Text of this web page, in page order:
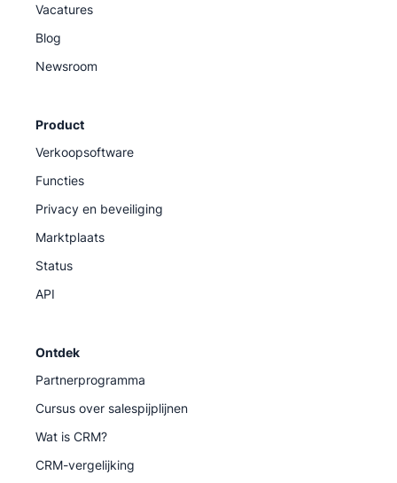
Vacatures
Blog
Newsroom
Product
Verkoopsoftware
Functies
Privacy en beveiliging
Marktplaats
Status
API
Ontdek
Partnerprogramma
Cursus over salespijplijnen
Wat is CRM?
CRM-vergelijking